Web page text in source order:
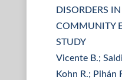
DISORDERS
COMMUNITY
STUDY
Vicente B.;
Kohn R.; Pihán